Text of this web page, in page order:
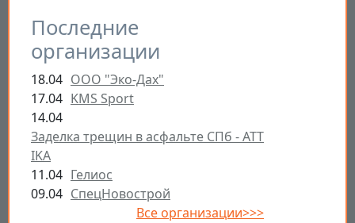
Последние
организации
18.04 ООО "Эко-Дах"
17.04 KMS Sport
14.04
Заделка трещин в асфальте СПб - ATT
IKA
11.04 Гелиос
09.04 СпецНовострой
Все организации>>>